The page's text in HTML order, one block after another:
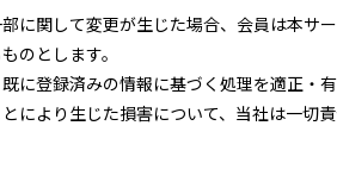
に関して変更が生じた場合、会員は本サ
のとします。
に登録済みの情報に基づく処理を適正・有
により生じた損害について、当社は一切責